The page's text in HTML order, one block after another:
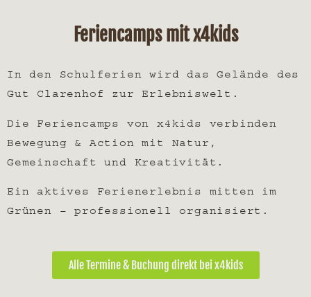
Feriencamps mit x4kids
In den Schulferien wird das Gelände des
Gut Clarenhof zur Erlebniswelt.
Die Feriencamps von x4kids
verbinden
Bewegung & Action mit Natur,
Gemeinschaft und Kreativität.
Ein aktives Ferienerlebnis mitten im
Grünen – professionell organisiert.
Alle Termine & Buchung direkt bei x4kids